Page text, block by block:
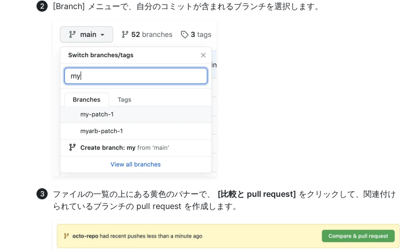
[Branch] メニューで、自分のコミットが含まれるブランチを選択します。
ファイルの一覧の上にある黄色のバナーで、 [比較と pull request] をクリックして、関連付け
られているブランチの pull request を作成します。